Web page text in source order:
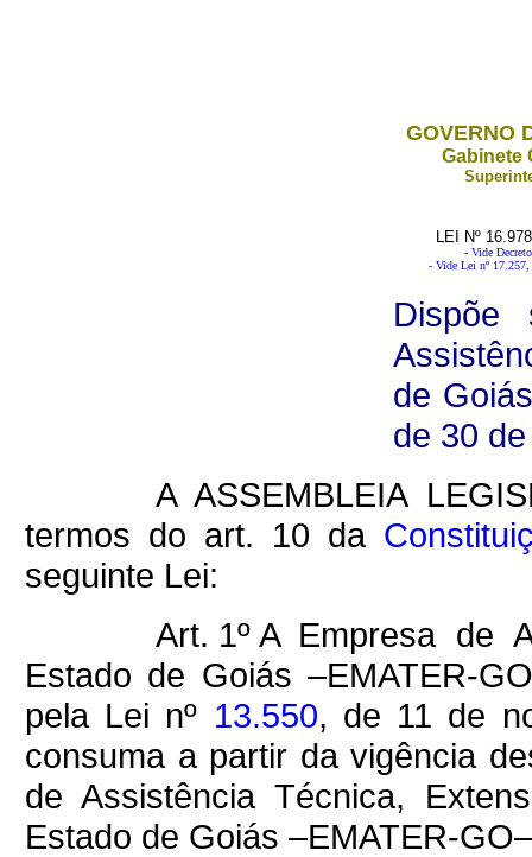
GOVERNO
Gabinete
LEI Nº
- Vide
- Vide Lei nº
Dispõe
de
de 30
A ASSEMBLEIA
termos do art. 10 da
seguinte Lei:
Art. 1º A Empresa de
Estado de Goiás –EMATER-
pela Lei nº 13.550, de 11 de
consuma a partir da vigência
de Assistência Técnica,
Estado de Goiás –EMATER-